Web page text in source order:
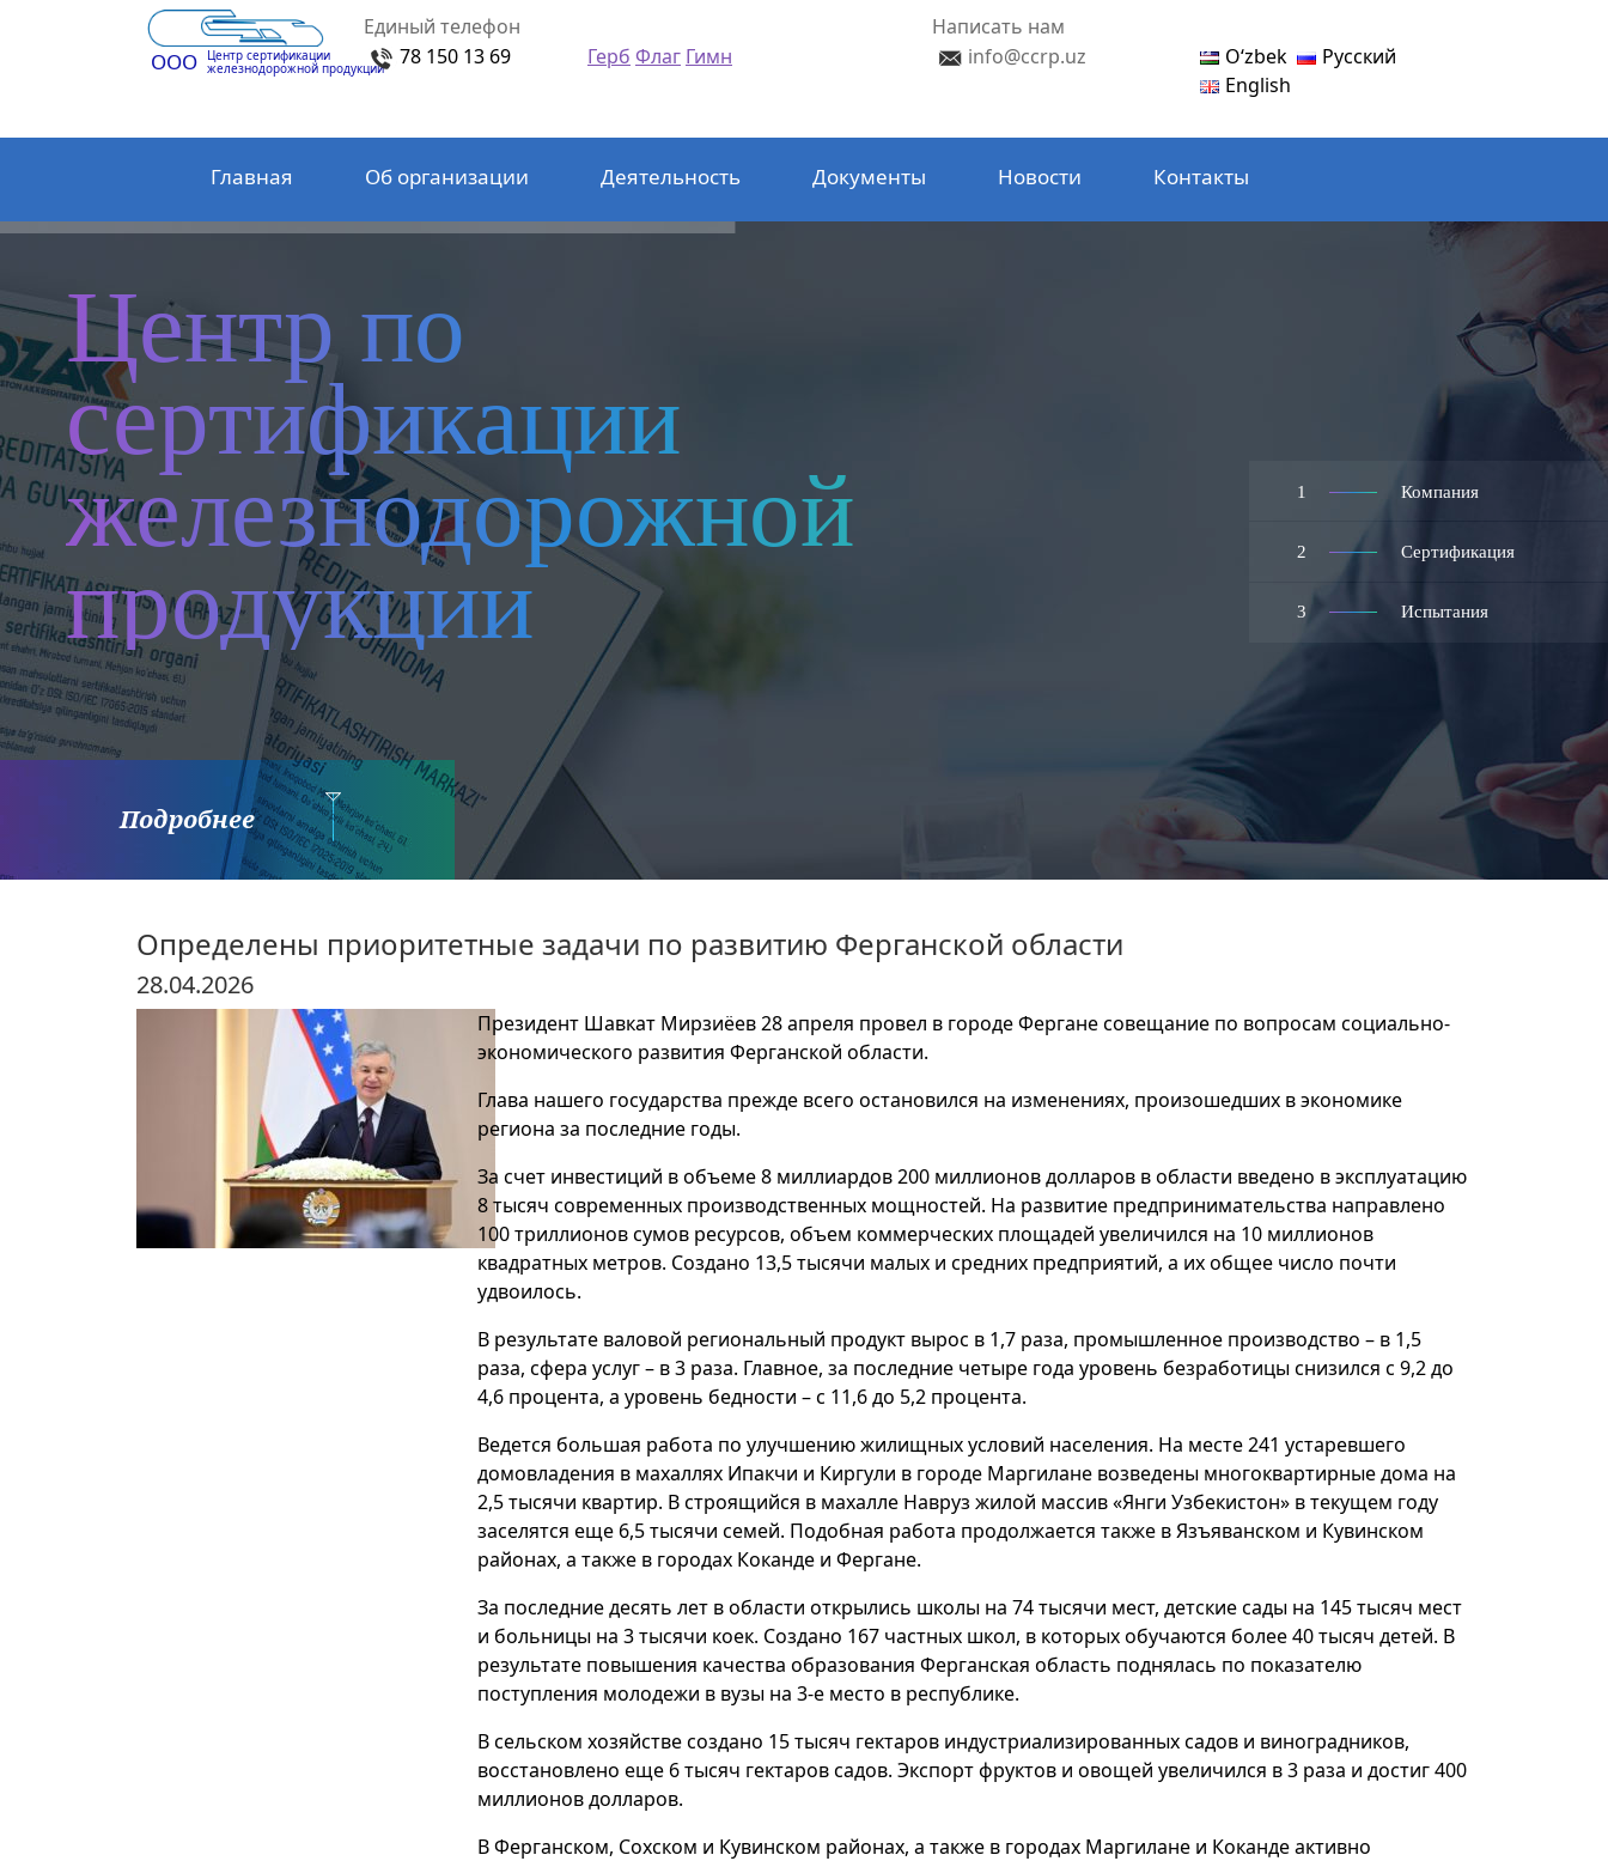
ООО Центр сертификации
железнодорожной продукции
Единый телефон
78 150 13 69
Герб Флаг Гимн
Написать нам
info@ccrp.uz
Oʻzbek
Русский
English
Главная Об организации Деятельность Документы Новости Контакты
1 Компания
2 Сертификация
3 Испытания
Центр по
сертификации
железнодорожной
продукции
Подробнее
Определены приоритетные задачи по развитию Ферганской области
28.04.2026
Президент Шавкат Мирзиёев 28 апреля провел в городе Фергане совещание по вопросам социально-
экономического развития Ферганской области.
Глава нашего государства прежде всего остановился на изменениях, произошедших в экономике
региона за последние годы.
За счет инвестиций в объеме 8 миллиардов 200 миллионов долларов в области введено в эксплуатацию
8 тысяч современных производственных мощностей. На развитие предпринимательства направлено
100 триллионов сумов ресурсов, объем коммерческих площадей увеличился на 10 миллионов
квадратных метров. Создано 13,5 тысячи малых и средних предприятий, а их общее число почти
удвоилось.
В результате валовой региональный продукт вырос в 1,7 раза, промышленное производство – в 1,5
раза, сфера услуг – в 3 раза. Главное, за последние четыре года уровень безработицы снизился с 9,2 до
4,6 процента, а уровень бедности – с 11,6 до 5,2 процента.
Ведется большая работа по улучшению жилищных условий населения. На месте 241 устаревшего
домовладения в махаллях Ипакчи и Киргули в городе Маргилане возведены многоквартирные дома на
2,5 тысячи квартир. В строящийся в махалле Навруз жилой массив «Янги Узбекистон» в текущем году
заселятся еще 6,5 тысячи семей. Подобная работа продолжается также в Язъяванском и Кувинском
районах, а также в городах Коканде и Фергане.
За последние десять лет в области открылись школы на 74 тысячи мест, детские сады на 145 тысяч мест
и больницы на 3 тысячи коек. Создано 167 частных школ, в которых обучаются более 40 тысяч детей. В
результате повышения качества образования Ферганская область поднялась по показателю
поступления молодежи в вузы на 3-е место в республике.
В сельском хозяйстве создано 15 тысяч гектаров индустриализированных садов и виноградников,
восстановлено еще 6 тысяч гектаров садов. Экспорт фруктов и овощей увеличился в 3 раза и достиг 400
миллионов долларов.
В Ферганском, Сохском и Кувинском районах, а также в городах Маргилане и Коканде активно